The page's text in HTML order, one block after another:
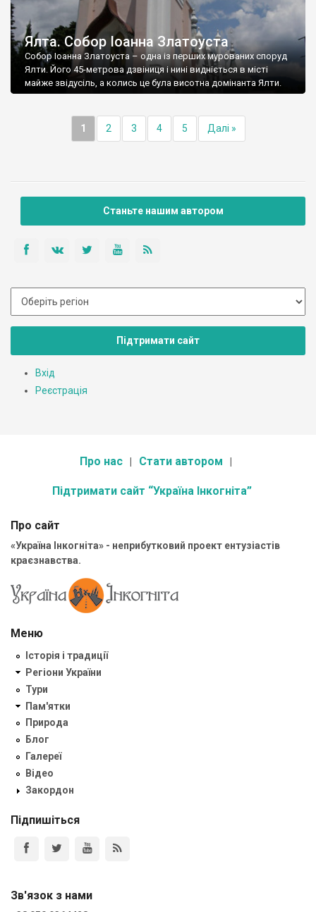
Ялта. Собор Іоанна Златоуста
Собор Іоанна Златоуста – одна із перших мурованих споруд
Ялти. Його 45-метрова дзвіниця і нині видніється в місті
майже звідусіль, а колись це була висотна домінанта Ялти.
1 2 3 4 5 Далі »
Станьте нашим автором
Підтримати сайт
Вхід
Реєстрація
Про нас Стати автором
Підтримати сайт “Україна Інкогніта”
Про сайт
«Україна Інкогніта» - неприбутковий проект ентузіастів
краєзнавства.
Меню
Історія і традиції
Регіони України
Тури
Пам'ятки
Природа
Блог
Галереї
Відео
Закордон
Підпишіться
Зв'язок з нами